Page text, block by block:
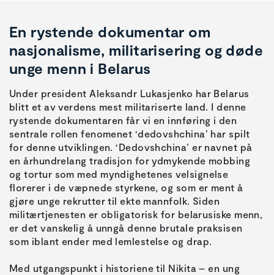
En rystende dokumentar om
nasjonalisme, militarisering og døde
unge menn i Belarus
Under president Aleksandr Lukasjenko har Belarus
blitt et av verdens mest militariserte land. I denne
rystende dokumentaren får vi en innføring i den
sentrale rollen fenomenet ‘dedovshchina’ har spilt
for denne utviklingen. ‘Dedovshchina’ er navnet på
en århundrelang tradisjon for ydmykende mobbing
og tortur som med myndighetenes velsignelse
florerer i de væpnede styrkene, og som er ment å
gjøre unge rekrutter til ekte mannfolk. Siden
militærtjenesten er obligatorisk for belarusiske menn,
er det vanskelig å unngå denne brutale praksisen
som iblant ender med lemlestelse og drap.
Med utgangspunkt i historiene til Nikita – en ung